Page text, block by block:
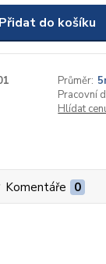
Přidat do košíku
Průměr:
Pracovní
Hlídat
Komentáře 0